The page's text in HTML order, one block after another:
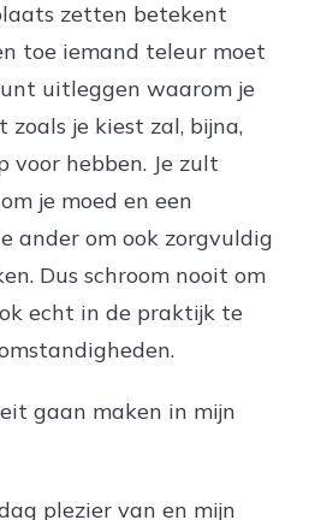
zetten betekent
toe iemand teleur moet
uitleggen waarom je
je kiest zal, bijna,
voor hebben. Je zult
je moed en een
ander om ook zorgvuldig
Dus schroom nooit om
echt in de praktijk te
gaan maken in mijn
plezier van en mijn